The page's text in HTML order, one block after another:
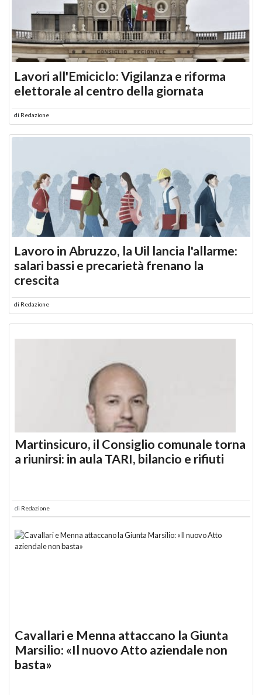
Lavori all'Emiciclo: Vigilanza e riforma
elettorale al centro della giornata
di Redazione
Lavoro in Abruzzo, la Uil lancia l'allarme:
salari bassi e precarietà frenano la
crescita
di Redazione
Martinsicuro, il Consiglio comunale torna
a riunirsi: in aula TARI, bilancio e rifiuti
di Redazione
Cavallari e Menna attaccano la Giunta
Marsilio: «Il nuovo Atto aziendale non
basta»